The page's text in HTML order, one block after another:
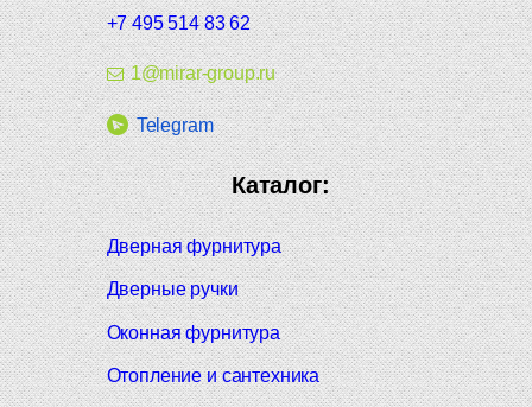
+7 495 514 83 62
1@mirar-group.ru
Telegram
Каталог:
Дверная фурнитура
Дверные ручки
Оконная фурнитура
Отопление и сантехника